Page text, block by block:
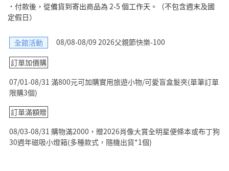
˙付款後，從備貨到寄出商品為 2-5 個工作天。（不包含週末及國
定假日）
全館活動
08/08-08/09 2026父親節快樂-100
訂單加價購
07/01-08/31 滿800元可加購實用旅遊小物/可愛盲盒髮夾(單筆訂單
限購3個)
訂單滿額贈
08/03-08/31 購物滿2000，贈2026肖像大賞全明星便條本或布丁狗
30週年磁吸小燈箱(多種款式，隨機出貨*1個)